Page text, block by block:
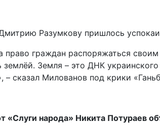
Разумкову пришлось
право граждан распоряжаться
землёй. Земля – это ДНК
– сказал Милованов под крики
«Слуги народа» Никита Потураев